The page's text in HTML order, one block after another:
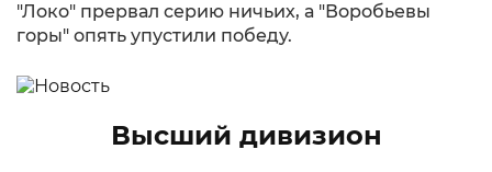
"Локо" прервал серию ничьих, а "Воробьевы
горы" опять упустили победу.
Высший дивизион